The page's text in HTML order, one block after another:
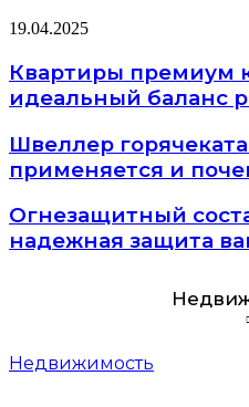
19.04.2025
Квартиры премиум
идеальный баланс
Швеллер
применяется и
Огнезащитный
надежная защита
Недвижимость